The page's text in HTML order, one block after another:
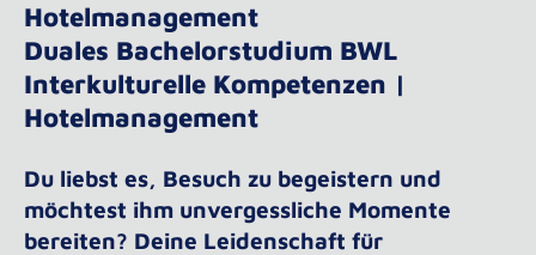
Hotelmanagement
Duales Bachelorstudium BWL
Interkulturelle Kompetenzen |
Hotelmanagement
Du liebst es, Besuch zu begeistern und
möchtest ihm unvergessliche Momente
bereiten? Deine Leidenschaft für